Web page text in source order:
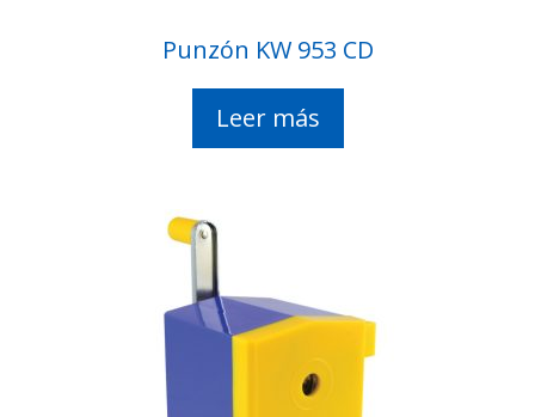
Punzón KW 953 CD
Leer más